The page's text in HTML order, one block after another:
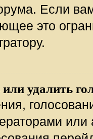
Если
это
удалить